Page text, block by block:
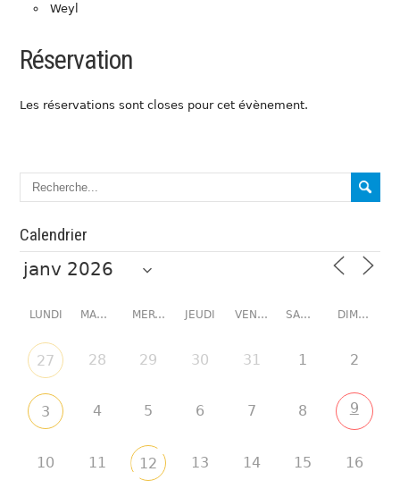
Weyl
Réservation
Les réservations sont closes pour cet évènement.
Calendrier
LUNDI MARDI MERCREDI JEUDI VENDREDI SAMEDI DIMANCHE
27 28 29 30 31 1 2
3 4 5 6 7 8 9
10 11 12 13 14 15 16